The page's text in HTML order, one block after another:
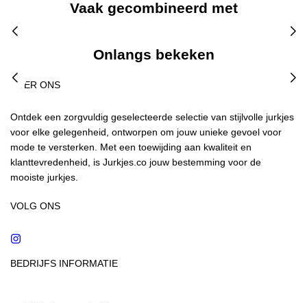
Vaak gecombineerd met
Onlangs bekeken
OVER ONS
Ontdek een zorgvuldig geselecteerde selectie van stijlvolle jurkjes
voor elke gelegenheid, ontworpen om jouw unieke gevoel voor
mode te versterken. Met een toewijding aan kwaliteit en
klanttevredenheid, is Jurkjes.co jouw bestemming voor de
mooiste jurkjes.
VOLG ONS
BEDRIJFS INFORMATIE